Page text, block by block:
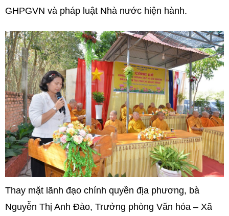
GHPGVN và pháp luật Nhà nước hiện hành.
Thay mặt lãnh đạo chính quyền địa phương, bà
Nguyễn Thị Anh Đào, Trưởng phòng Văn hóa – Xã